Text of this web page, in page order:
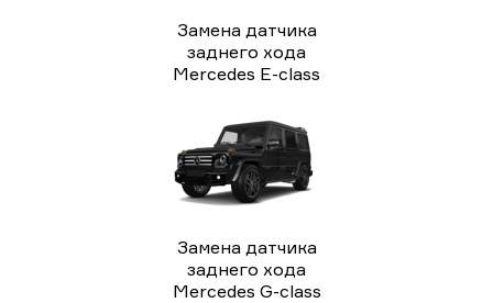
Замена датчика
заднего хода
Mercedes E-class
Замена датчика
заднего хода
Mercedes G-class